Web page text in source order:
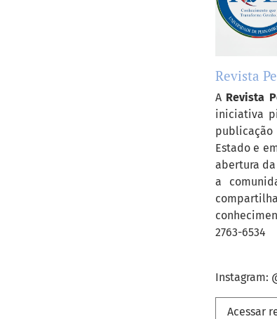
Revista
A Revista
iniciativa
publicação
Estado e
abertura
a
2763-6534
Instagram:
Acessar